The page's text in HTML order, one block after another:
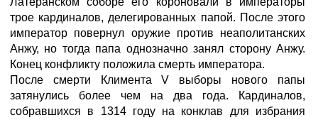
трое кардиналов, делегированных папой. После этого
император повернул оружие против неаполитанских
Анжу, но тогда папа однозначно занял сторону Анжу.
Конец конфликту положила смерть императора.
После смерти Климента V выборы нового папы
затянулись более чем на два года. Кардиналов,
собравшихся в 1314 году на конклав для избрания